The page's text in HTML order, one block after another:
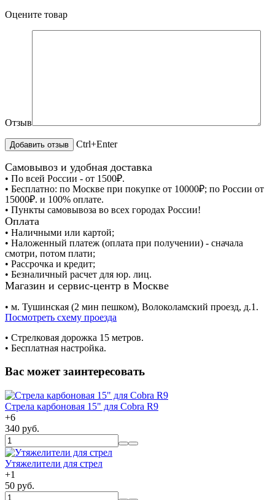
Оцените товар
Отзыв
Ctrl+Enter
Самовывоз и удобная доставка
• По всей России - от 1500₽.
• Бесплатно: по Москве при покупке от 10000₽; по России от
15000₽. и 100% оплате.
• Пункты самовывоза во всех городах России!
Оплата
• Наличными или картой;
• Наложенный платеж (оплата при получении) - сначала
смотри, потом плати;
• Рассрочка и кредит;
• Безналичный расчет для юр. лиц.
Магазин и сервис-центр в Москве
• м. Тушинская (2 мин пешком), Волоколамский проезд, д.1.
Посмотреть схему проезда
• Cтрелковая дорожка 15 метров.
• Бесплатная настройка.
Вас может заинтересовать
Стрела карбоновая 15" для Cobra R9
+6
340 руб.
Утяжелители для стрел
+1
50 руб.